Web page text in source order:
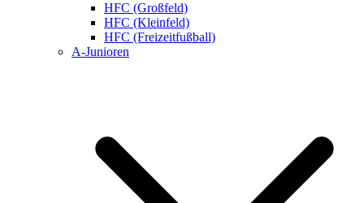
HFC (Großfeld)
HFC (Kleinfeld)
HFC (Freizeitfußball)
A-Junioren